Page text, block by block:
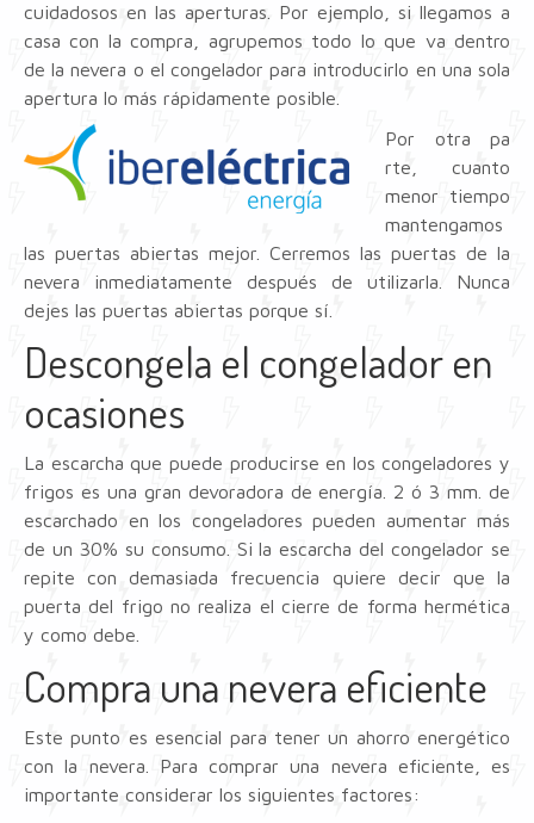
cuidadosos en las aperturas. Por ejemplo, si llegamos a
casa con la compra, agrupemos todo lo que va dentro
de la nevera o el congelador para introducirlo en una sola
apertura lo más rápidamente posible.
Por otra pa
rte, cuanto
menor tiempo
mantengamos
las puertas abiertas mejor. Cerremos las puertas de la
nevera inmediatamente después de utilizarla. Nunca
dejes las puertas abiertas porque sí.
Descongela el congelador en
ocasiones
La escarcha que puede producirse en los congeladores y
frigos es una gran devoradora de energía. 2 ó 3 mm. de
escarchado en los congeladores pueden aumentar más
de un 30% su consumo. Si la escarcha del congelador se
repite con demasiada frecuencia quiere decir que la
puerta del frigo no realiza el cierre de forma hermética
y como debe.
Compra una nevera eficiente
Este punto es esencial para tener un ahorro energético
con la nevera. Para comprar una nevera eficiente, es
importante considerar los siguientes factores: